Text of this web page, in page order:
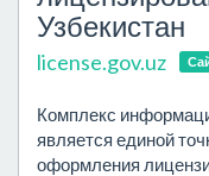
Узбекистан
license.gov.uz
Комплекс
является единой
оформления